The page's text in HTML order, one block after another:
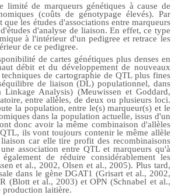
de marqueurs génétiques à cause de
(coûts de génotypage élevés). Par
les études d'associations entre marqueurs
d'analyse de liaison. En effet, ce type
à l'intérieur d'un pedigree et retrace les
de ce pedigree.
de cartes génétiques plus denses en
débit et du développement de nouveaux
de cartographie de QTL plus fines
de liaison (DL) populationnel, dans
Analysis) (Meuwissen et Goddard,
entre allèles, de deux ou plusieurs loci.
la population, entre le(s) marqueur(s) et le
dans la population actuelle, issus d'un
donc avoir la même combinaison d'allèles
ils vont toujours contenir le même allèle
car elle tire profit des recombinaisons
association entre QTL et marqueurs qu'à
de réduire considérablement les
et al., 2002, Olsen et al., 2005). Plus tard,
dans le gène DGAT1 (Grisart et al., 2002,
(Blott et al., 2003) et OPN (Schnabel et al.,
production laitière.